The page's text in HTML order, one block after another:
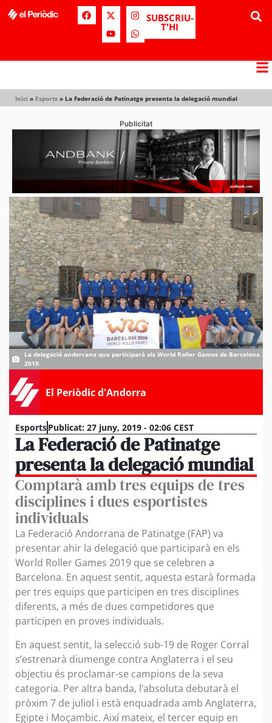
SUBSCRIU-
T'HI
Inici » Esports » La Federació de Patinatge presenta la delegació mundial
Publicitat
La delegació andorrana que participarà als World Roller Games de Barcelona
2019.
El Periòdic d'Andorra
EsportsPublicat: 27 juny, 2019 - 02:06 CEST
La Federació de Patinatge
presenta la delegació mundial
Comptarà amb tres equips de tres
disciplines i dues esportistes
individuals
La Federació Andorrana de Patinatge (FAP) va
presentar ahir la delegació que participarà en els
World Roller Games 2019 que se celebren a
Barcelona. En aquest sentit, aquesta estarà formada
per tres equips que participen en tres disciplines
diferents, a més de dues competidores que
participen en proves individuals.
En aquest sentit, la selecció sub-19 de Roger Corral
s’estrenarà diumenge contra Anglaterra i el seu
objectiu és proclamar-se campions de la seva
categoria. Per altra banda, l’absoluta debutarà el
pròxim 7 de juliol i està enquadrada amb Anglaterra,
Egipte i Moçambic. Així mateix, el tercer equip en